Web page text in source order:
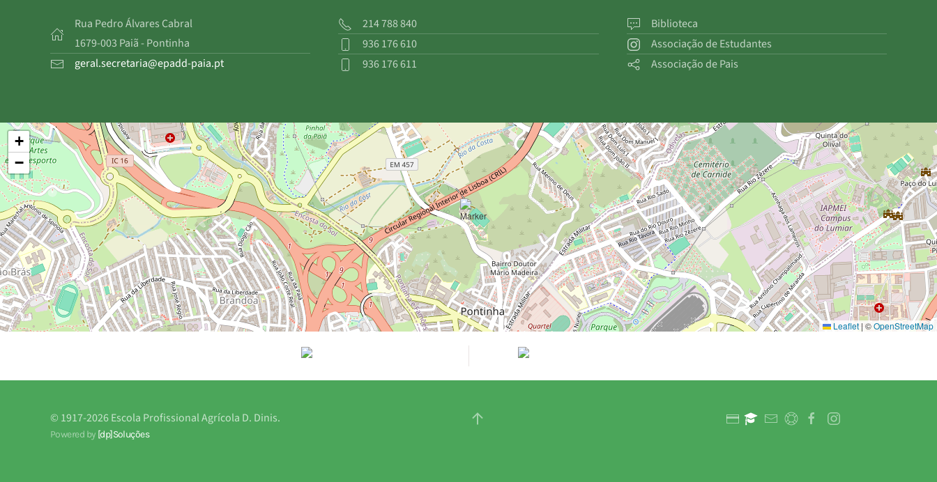
Rua Pedro Álvares Cabral
1679-003 Paiã - Pontinha
geral.secretaria@epadd-paia.pt
214 788 840
936 176 610
936 176 611
Biblioteca
Associação de Estudantes
Associação de Pais
+
−
Leaflet | ©OpenStreetMap
© 1917-2026Escola Profissional Agrícola D. Dinis.
Powered by [dp]Soluções